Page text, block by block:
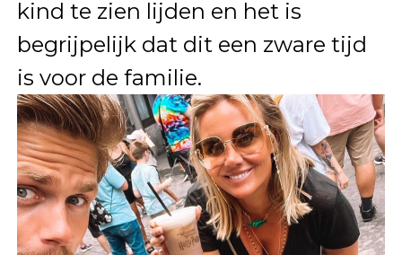
kind te zien lijden en het is
begrijpelijk dat dit een zware tijd
is voor de familie.